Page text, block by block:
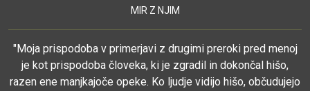
MIR Z NJIM
"Moja prispodoba v primerjavi z drugimi preroki pred menoj
je kot prispodoba človeka, ki je zgradil in dokončal hišo,
razen ene manjkajoče opeke. Ko ljudje vidijo hišo, občudujejo